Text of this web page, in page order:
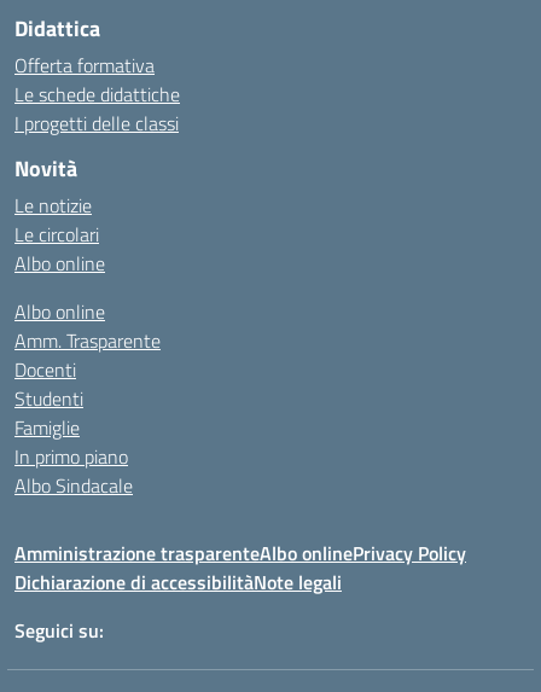
Didattica
Offerta formativa
Le schede didattiche
I progetti delle classi
Novità
Le notizie
Le circolari
Albo online
Albo online
Amm. Trasparente
Docenti
Studenti
Famiglie
In primo piano
Albo Sindacale
Amministrazione trasparenteAlbo onlinePrivacy Policy
Dichiarazione di accessibilitàNote legali
Seguici su: